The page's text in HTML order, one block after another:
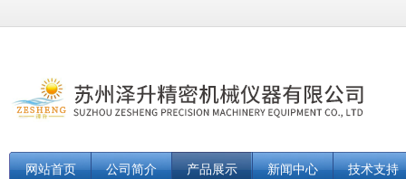
网站首页 公司简介 产品展示 新闻中心 技术支持